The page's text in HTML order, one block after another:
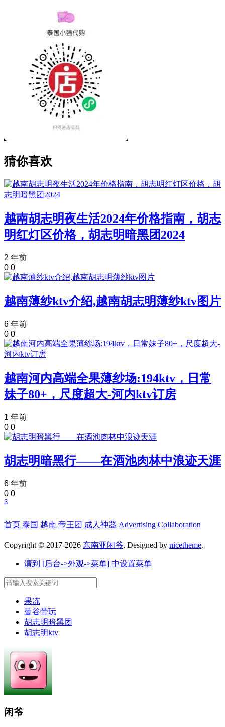
猜你喜欢
越南胡志明夜生活2024年价格指南，胡志
明红灯区价格，胡志明暗黑团2024
2 年前
0 0
越南薄纱ktv介绍,越南胡志明薄纱ktv图片
6 年前
0 0
越南河内高端全果薄纱场:194ktv，日常
妹子80+，尺度超大-河内ktv订房
1 年前
0 0
胡志明暗黑行——在酒池肉林中浪迹天涯
6 年前
0 0
3
首页 泰国 越南 帝王团 成人神器 Advertising Collaboration
Copyright © 2017-2026 东南亚闲爷. Designed by nicetheme.
请到 [后台->外观->菜单] 中设置菜单
果冻
曼谷带玩
胡志明暗黑团
胡志明ktv
闲爷